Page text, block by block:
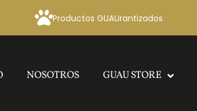
Productos GUAUrantizados
NOSOTROS GUAU STORE